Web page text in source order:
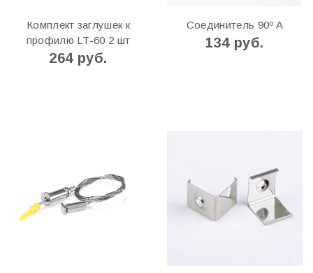
Комплект заглушек к
профилю LT-60 2 шт
264 руб.
Соединитель 90º A
134 руб.